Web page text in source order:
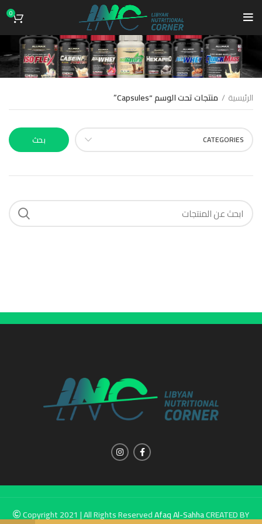
0
Capsules
الرئيسية منتجات تحت الوسم “Capsules”
CATEGORIES بحث
Copyright 2021 | All Rights ReservedAfaq Al-SahhaCREATED BY